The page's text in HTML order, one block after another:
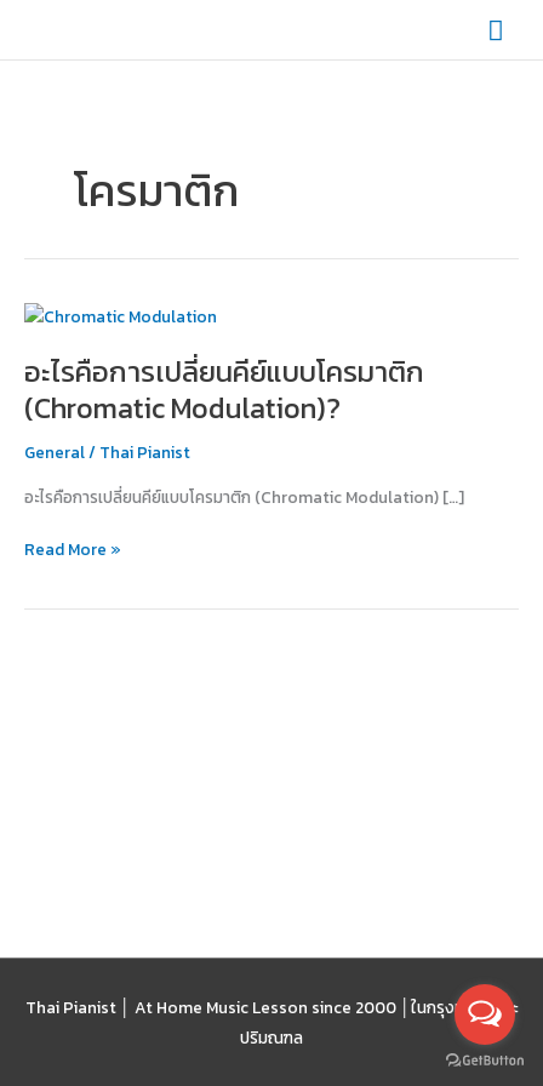
content
โครมาติก
อะไรคือการเปลี่ยนคีย์แบบโครมาติก
(Chromatic Modulation)?
General/ Thai Pianist
อะไรคือการเปลี่ยนคีย์แบบโครมาติก (Chromatic Modulation) […]
อะไร
การ
เปลี่ยน
คีย์
แบบ
รมา
(Chromatic
Read More »
Thai Pianist │ At Home Music Lesson since 2000 │ ในกรุงเทพฯ และ
ปริมณฑล